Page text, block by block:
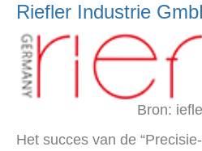
Riefler Industrie
Bron:
Het succes van de